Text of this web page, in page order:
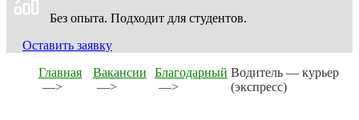
Без опыта. Подходит для студентов.
Оставить заявку
Главная
—>
Вакансии
—>
Благодарный
—>
Водитель — курьер
(экспресс)